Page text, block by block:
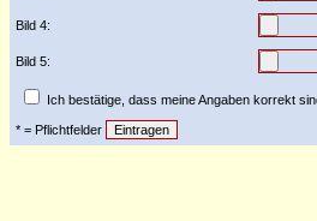
Bild 4:
Bild 5:
Ich bestätige, dass meine Angaben korrekt
* = Pflichtfelder